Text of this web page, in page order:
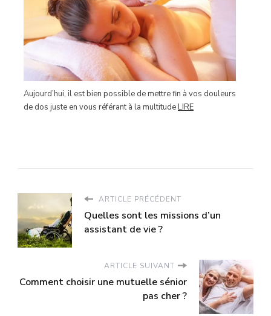
Aujourd’hui, il est bien possible de mettre fin à vos douleurs
de dos juste en vous référant à la multitudeLIRE
ARTICLE PRÉCÉDENT
Quelles sont les missions d’un
assistant de vie ?
ARTICLE SUIVANT
Comment choisir une mutuelle sénior
pas cher ?